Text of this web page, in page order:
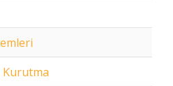
Kurutma